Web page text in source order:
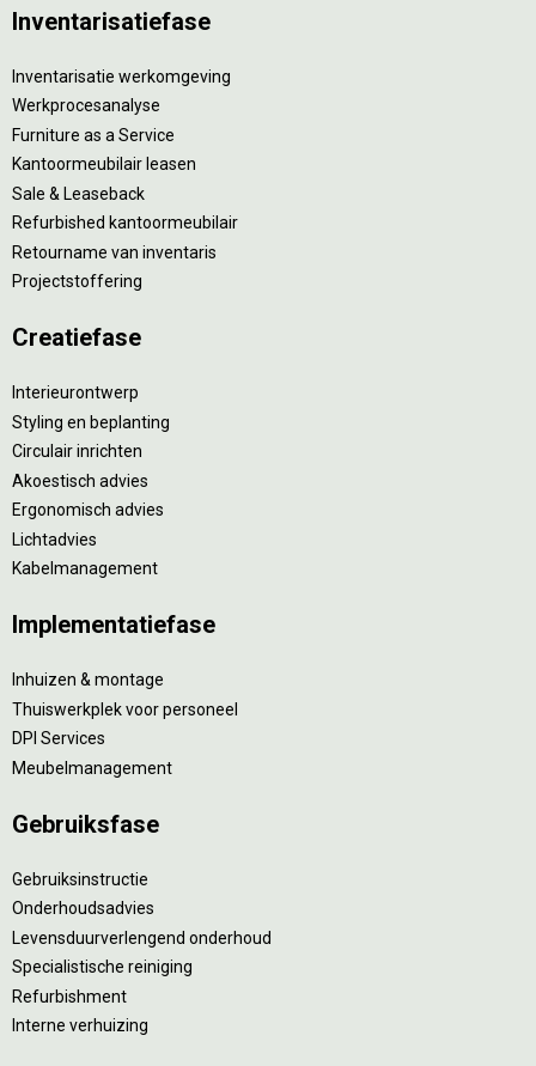
Inventarisatiefase
Inventarisatie werkomgeving
Werkprocesanalyse
Furniture as a Service
Kantoormeubilair leasen
Sale & Leaseback
Refurbished kantoormeubilair
Retourname van inventaris
Projectstoffering
Creatiefase
Interieurontwerp
Styling en beplanting
Circulair inrichten
Akoestisch advies
Ergonomisch advies
Lichtadvies
Kabelmanagement
Implementatiefase
Inhuizen & montage
Thuiswerkplek voor personeel
DPI Services
Meubelmanagement
Gebruiksfase
Gebruiksinstructie
Onderhoudsadvies
Levensduurverlengend onderhoud
Specialistische reiniging
Refurbishment
Interne verhuizing